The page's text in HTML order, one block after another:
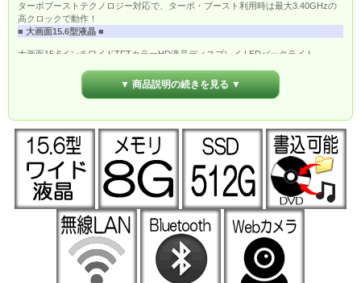
ターボブーストテクノロジー対応で、ターボ・ブースト利用時は最大3.40GHzの
高クロックで動作！
■ 大画面15.6型液晶 ■
大画面15.6インチワイドTFTカラーHD液晶ディスプレイ LEDバックライト
■ ワイヤレスLAN搭載 ■
無線LAN規格「IEEE802.11ac」に対応したワイヤレスLAN搭載なので、ワイヤレ
Bluetooth搭載ですのでマウスやヘッドホンなどの様々な対応機器がワイヤレスで
繋がります。
■ Windows 11 導入済み ■
OSは Windows 11 Pro 64bit 導入済み。届いてすぐに使用可能です。
■ オススメのポイント ■
ストレージは新品SSD512GBに換装済みですので快適に動作します。
Webカメラ搭載ですのでライブ配信やオンライン飲み会などにも活用可能です。
DVDスーパーマルチドライブを搭載、DVDのライティングやお手持ちのディスク
メディアのソフトのインストールも可能。
HDMI出力端子付きなのでHDMI入力のある外部モニターへの映像出力が可能で
▼ 商品説明の続きを見る ▼